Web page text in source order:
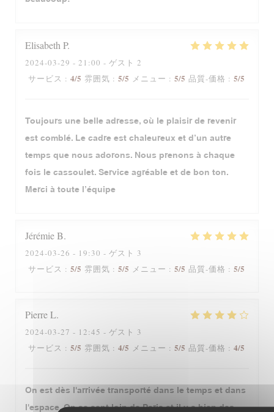
ElisabethP
2024-03-29 - 21:00 - ゲスト 2
サービス : 4/5 雰囲気 : 5/5 メニュー : 5/5 品質-価格 : 5/5
Toujours une belle adresse, où le plaisir de revenir
est comblé. Le cadre est chaleureux et d’un autre
temps que nous adorons. Nous prenons à chaque
fois le cassoulet. Service agréable et de bon ton.
Merci à toute l’équipe
JérémieB
2024-03-26 - 19:30 - ゲスト 3
サービス : 5/5 雰囲気 : 5/5 メニュー : 5/5 品質-価格 : 5/5
PierreL
2024-03-27 - 12:45 - ゲスト 3
サービス : 5/5 雰囲気 : 4/5 メニュー : 5/5 品質-価格 : 4/5
On est dès l'arrivée transporté dans le temps et dans
l'espace. On se sent loin de Paris et il y a bien des